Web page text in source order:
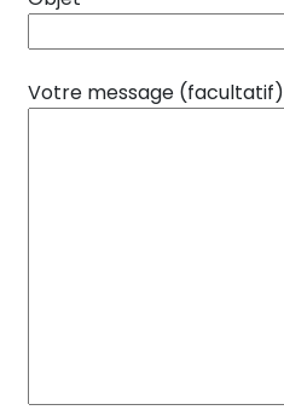
Votre message (facultatif)